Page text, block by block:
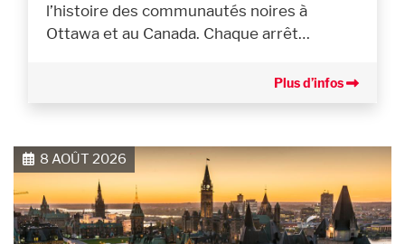
l’histoire des communautés noires à
Ottawa et au Canada. Chaque arrêt…
Plus d’infos
8 AOÛT 2026